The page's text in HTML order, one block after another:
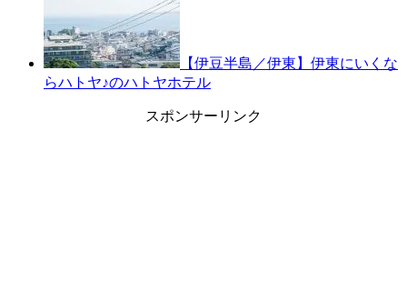
【伊豆半島／伊東】伊東にいくな
らハトヤ♪のハトヤホテル
スポンサーリンク